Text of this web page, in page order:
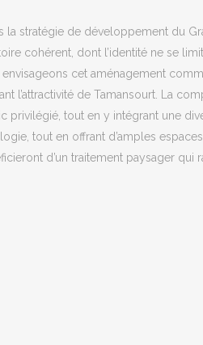
la stratégie de développement du
cohérent, dont l’identité ne se
cet aménagement
l’attractivité de Tamansourt. La
privilégié, tout en y intégrant une
tout en offrant d’amples
d’un traitement paysager